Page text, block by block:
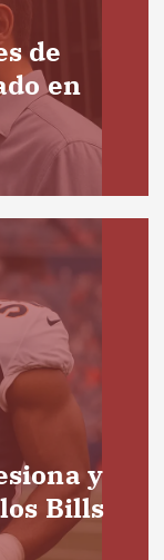
de
en
y
Bills